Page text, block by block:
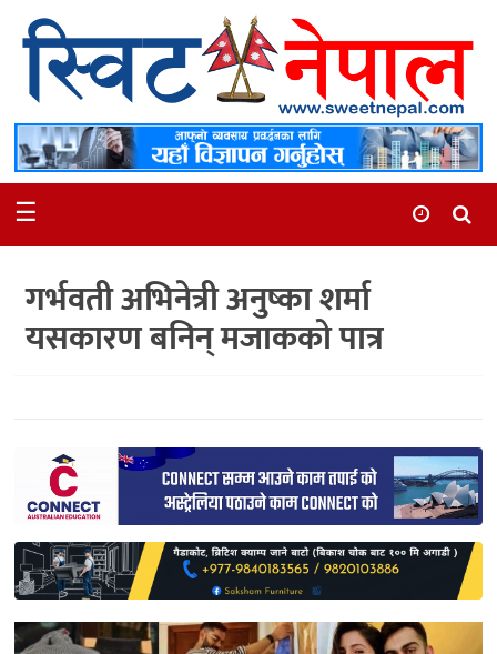
समाचार
स्थानीय
मनोरञ्जन
अन्तर्वार्ता
समाज
भिडियो
साहित्य
प्रदेश
English
☰
गर्भवती अभिनेत्री अनुष्का शर्मा
यसकारण बनिन् मजाकको पात्र